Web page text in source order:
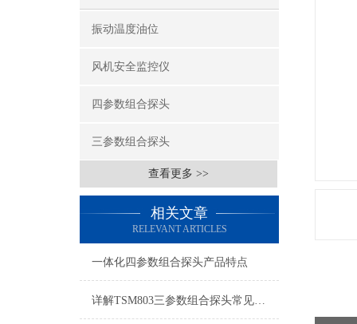
振动温度油位
风机安全监控仪
四参数组合探头
三参数组合探头
查看更多 >>
相关文章
RELEVANT ARTICLES
一体化四参数组合探头产品特点
详解TSM803三参数组合探头常见故障及针对性解决策略